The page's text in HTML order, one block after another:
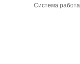
Система